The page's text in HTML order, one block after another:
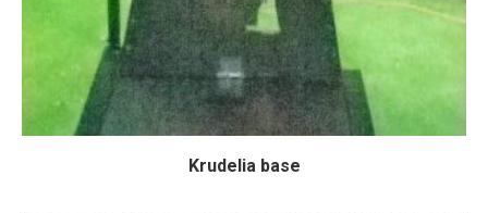
Krudelia base